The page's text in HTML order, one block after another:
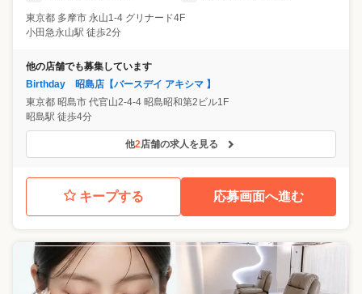
東京都 多摩市 永山1-4 グリナード4F
小田急永山駅 徒歩2分
他の店舗でも募集しています
Birthday 昭島店【バースデイ アキシマ 】
東京都 昭島市 代官山2-4-4 昭島昭和第2ビル1F
昭島駅 徒歩4分
他2店舗の求人を見る
キープする 応募画面へ進む